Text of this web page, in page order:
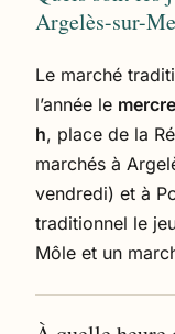
Argelès-sur-
Le marché
l’année le
h, place de la
marchés à
vendredi) et à
traditionnel le
Môle et un